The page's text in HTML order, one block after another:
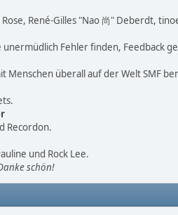
René-Gilles "Nao 尚" Deberdt,
Fehler finden, Feedback
Menschen überall auf der Welt SMF
Recordon.
und Rock Lee.
schön!